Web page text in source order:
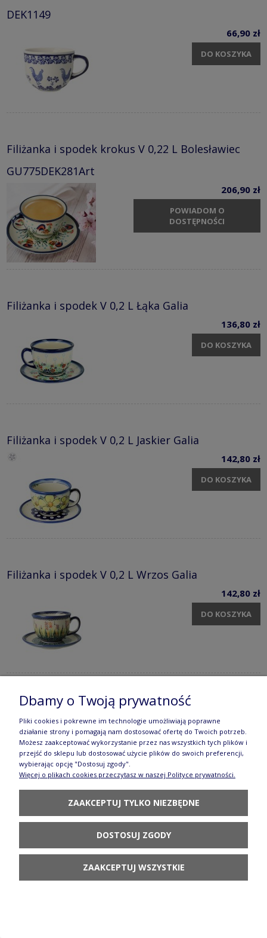
DEK1149
66,90 zł
DO KOSZYKA
Filiżanka i spodek krokus V 0,22 L Bolesławiec
GU775DEK281Art
206,90 zł
POWIADOM O
DOSTĘPNOŚCI
Filiżanka i spodek V 0,2 L Łąka Galia
136,80 zł
DO KOSZYKA
Filiżanka i spodek V 0,2 L Jaskier Galia
142,80 zł
DO KOSZYKA
Filiżanka i spodek V 0,2 L Wrzos Galia
142,80 zł
DO KOSZYKA
Filiżanka i spodek do kawy V 0,2 L Ceramika
Artystyczna Bolesławiec F768K dek2510X
70,70 zł
DO KOSZYKA
Filiżanka i spodek do kawy V 0,2 L Ceramika
Dbamy o Twoją prywatność
Pliki cookies i pokrewne im technologie umożliwiają poprawne
działanie strony i pomagają nam dostosować ofertę do Twoich potrzeb.
Możesz zaakceptować wykorzystanie przez nas wszystkich tych plików i
przejść do sklepu lub dostosować użycie plików do swoich preferencji,
wybierając opcję "Dostosuj zgody".
Więcej o plikach cookies przeczytasz w naszej Polityce prywatności.
ZAAKCEPTUJ TYLKO NIEZBĘDNE
DOSTOSUJ ZGODY
ZAAKCEPTUJ WSZYSTKIE